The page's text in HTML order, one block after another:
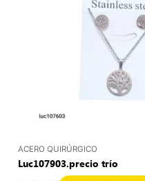
ACERO QUIRÚRGICO
Luc107903.precio trío